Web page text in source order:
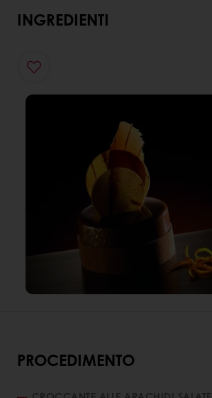
INGREDIENTI
PROCEDIMENTO